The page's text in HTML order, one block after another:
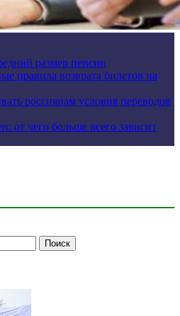
размер пенсии
правила возврата билетов на
россиянам условия переводов
от чего больше всего зависит